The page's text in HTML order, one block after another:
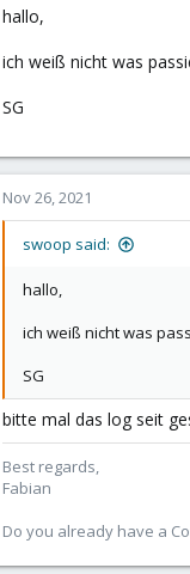
i
n
:
hallo,
ich weiß nicht was
SG
Nov 26, 2021
swoop said:
hallo,
ich weiß nicht was
SG
bitte mal das log seit
Best regards,
Fabian
Do you already have a